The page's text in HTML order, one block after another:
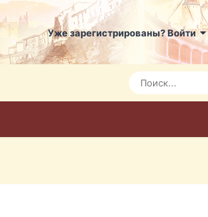
Уже зарегистрированы? Войти
даже ребенок. Быстрое